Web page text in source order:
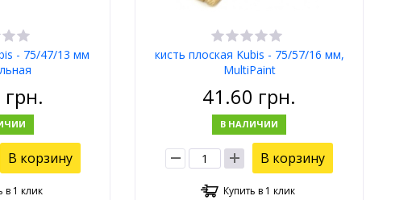
- 75/47/13 мм
грн.
В корзину
в 1 клик
кисть плоская Kubis - 75/57/16 мм,
MultiPaint
41.60 грн.
В НАЛИЧИИ
В корзину
Купить в 1 клик